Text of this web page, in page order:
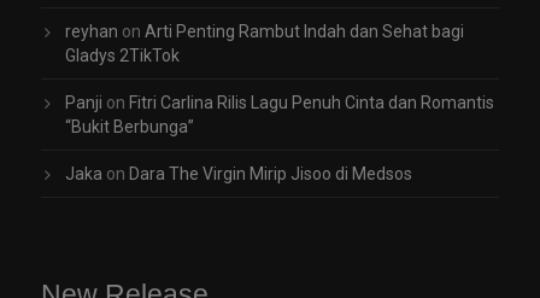
reyhan on Arti Penting Rambut Indah dan Sehat bagi
Gladys 2TikTok
Panji on Fitri Carlina Rilis Lagu Penuh Cinta dan Romantis
“Bukit Berbunga”
Jaka on Dara The Virgin Mirip Jisoo di Medsos